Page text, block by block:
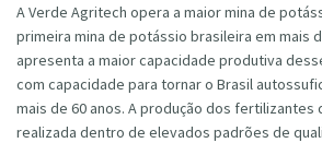
A Verde Agritech opera a maior mina de
primeira mina de potássio brasileira em mais
apresenta a maior capacidade produtiva
com capacidade para tornar o Brasil
mais de 60 anos. A produção dos fertilizantes
realizada dentro de elevados padrões de